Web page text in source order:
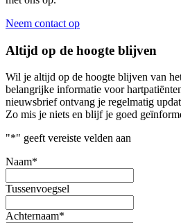
Neem contact op
Altijd op de hoogte blijven
Wil je altijd op de hoogte blijven van
belangrijke informatie voor
nieuwsbrief ontvang je regelmatig
Zo mis je niets en blijf je goed
"*" geeft vereiste velden aan
Naam*
Tussenvoegsel
Achternaam*